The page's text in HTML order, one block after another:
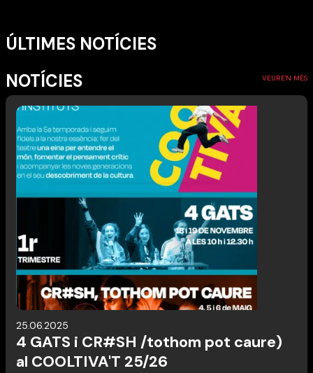
ÚLTIMES NOTÍCIES
NOTÍCIES
VEURE'N MÉS
25.06.2025
4 GATS i CR#SH /tothom pot caure)
al COOLTIVA'T 25/26